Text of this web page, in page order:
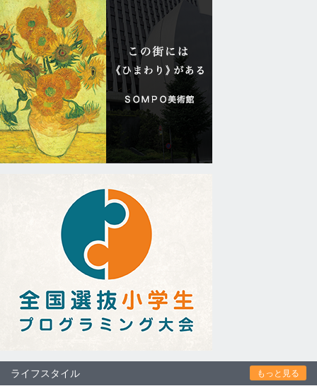
ライフスタイル もっと見る